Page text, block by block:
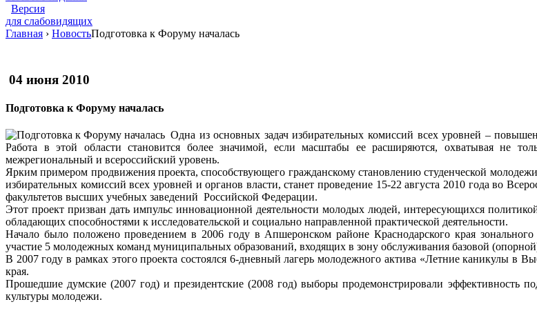
Версия
для слабовидящих
Главная › НовостьПодготовка к Форуму началась
04 июня 2010
Подготовка к Форуму началась
Одна из основных задач избирательных комиссий всех уровней –
Работа в этой области становится более значимой, если масштабы ее расширяются, охватывая не
межрегиональный и всероссийский уровень.
Ярким примером продвижения проекта, способствующего гражданскому становлению студенческой
избирательных комиссий всех уровней и органов власти, станет проведение 15-22 августа 2010 года во
факультетов высших учебных заведений Российской Федерации.
Этот проект призван дать импульс инновационной деятельности молодых людей, интересующихся
обладающих способностями к исследовательской и социально направленной практической деятельности.
Начало было положено проведением в 2006 году в Апшеронском районе Краснодарского края
участие 5 молодежных команд муниципальных образований, входящих в зону обслуживания базовой
В 2007 году в рамках этого проекта состоялся 6-дневный лагерь молодежного актива «Летние каникулы в
края.
Прошедшие думские (2007 год) и президентские (2008 год) выборы продемонстрировали эффективность
культуры молодежи.